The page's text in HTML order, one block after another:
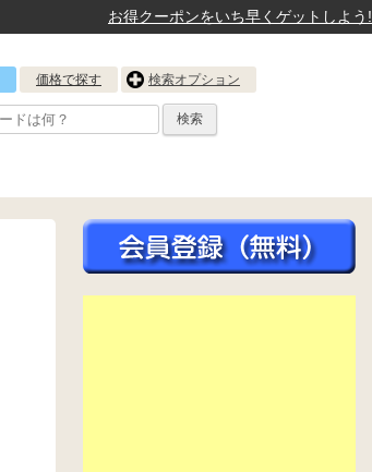
お得クーポンをいち早くゲットしよう!
価格で探す 検索オプション